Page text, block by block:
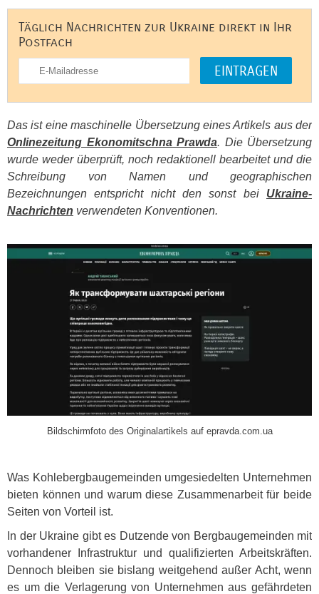
Täglich Nachrichten zur Ukraine direkt in Ihr
Postfach
Das ist eine maschinelle Übersetzung eines Artikels aus der
Onlinezeitung Ekonomitschna Prawda. Die Übersetzung
wurde weder überprüft, noch redaktionell bearbeitet und die
Schreibung von Namen und geographischen
Bezeichnungen entspricht nicht den sonst bei Ukraine-
Nachrichten verwendeten Konventionen.
Bildschirmfoto des Originalartikels auf epravda.com.ua
Was Kohlebergbaugemeinden umgesiedelten Unternehmen
bieten können und warum diese Zusammenarbeit für beide
Seiten von Vorteil ist.
In der Ukraine gibt es Dutzende von Bergbaugemeinden mit
vorhandener Infrastruktur und qualifizierten Arbeitskräften.
Dennoch bleiben sie bislang weitgehend außer Acht, wenn
es um die Verlagerung von Unternehmen aus gefährdeten